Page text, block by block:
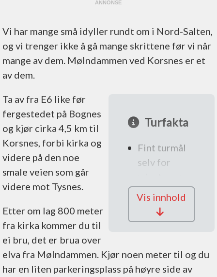
Vi har mange små idyller rundt om i Nord-Salten,
og vi trenger ikke å gå mange skrittene før vi når
mange av dem. Mølndammen ved Korsnes er et
av dem.
Turfakta
Fint turmål
selv for
Bademuligheter
like ved
Ca. 100
Bilvei nesten
helt fram
Vis innhold
Ta av fra E6 like før
fergestedet på Bognes
og kjør cirka 4,5 km til
Korsnes, forbi kirka og
videre på den noe
smale veien som går
videre mot Tysnes.
Etter om lag 800 meter
fra kirka kommer du til
ei bru, det er brua over
elva fra Mølndammen. Kjør noen meter til og du
har en liten parkeringsplass på høyre side av